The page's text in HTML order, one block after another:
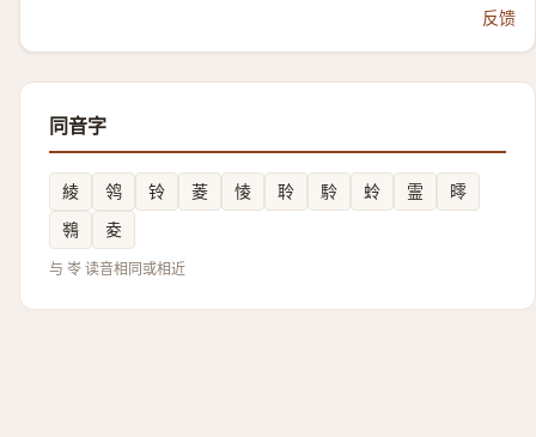
反馈
同音字
綾 鸰 铃 菱 㥄 聆 駖 蛉 霊
㬡
䳥
夌
与 岺 读音相同或相近